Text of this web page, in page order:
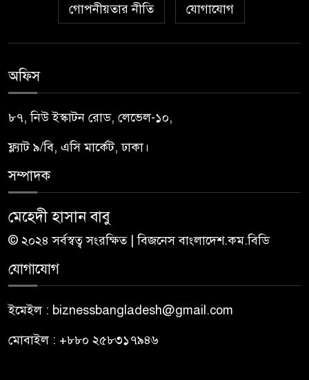
গোপনীয়তার নীতি যোগাযোগ
অফিস
৮৭, নিউ ইস্কাটন রোড, লেভেল-১০,
ফ্ল্যাট ৯/বি, এসি মার্কেট, ঢাকা।
সম্পাদক
মেহেদী হাসান বাবু
© ২০২৪ সর্বস্বত্ব সংরক্ষিত | বিজনেস বাংলাদেশ.কম.বিডি
যোগাযোগ
ইমেইল : biznessbangladesh@gmail.com
মোবাইল : +৮৮০ ২৫৮৩১৭৯৪৬